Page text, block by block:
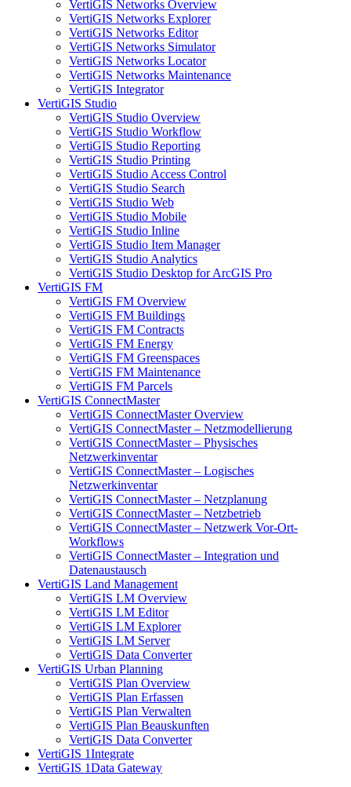
VertiGIS Networks Overview
VertiGIS Networks Explorer
VertiGIS Networks Editor
VertiGIS Networks Simulator
VertiGIS Networks Locator
VertiGIS Networks Maintenance
VertiGIS Integrator
VertiGIS Studio
VertiGIS Studio Overview
VertiGIS Studio Workflow
VertiGIS Studio Reporting
VertiGIS Studio Printing
VertiGIS Studio Access Control
VertiGIS Studio Search
VertiGIS Studio Web
VertiGIS Studio Mobile
VertiGIS Studio Inline
VertiGIS Studio Item Manager
VertiGIS Studio Analytics
VertiGIS Studio Desktop for ArcGIS Pro
VertiGIS FM
VertiGIS FM Overview
VertiGIS FM Buildings
VertiGIS FM Contracts
VertiGIS FM Energy
VertiGIS FM Greenspaces
VertiGIS FM Maintenance
VertiGIS FM Parcels
VertiGIS ConnectMaster
VertiGIS ConnectMaster Overview
VertiGIS ConnectMaster – Netzmodellierung
VertiGIS ConnectMaster – Physisches
Netzwerkinventar
VertiGIS ConnectMaster – Logisches
Netzwerkinventar
VertiGIS ConnectMaster – Netzplanung
VertiGIS ConnectMaster – Netzbetrieb
VertiGIS ConnectMaster – Netzwerk Vor-Ort-
Workflows
VertiGIS ConnectMaster – Integration und
Datenaustausch
VertiGIS Land Management
VertiGIS LM Overview
VertiGIS LM Editor
VertiGIS LM Explorer
VertiGIS LM Server
VertiGIS Data Converter
VertiGIS Urban Planning
VertiGIS Plan Overview
VertiGIS Plan Erfassen
VertiGIS Plan Verwalten
VertiGIS Plan Beauskunften
VertiGIS Data Converter
VertiGIS 1Integrate
VertiGIS 1Data Gateway